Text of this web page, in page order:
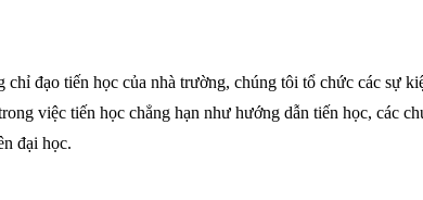
đạo tiến học của nhà trường, chúng tôi tổ chức các sự
việc tiến học chẳng hạn như hướng dẫn tiến học, các
đại học.